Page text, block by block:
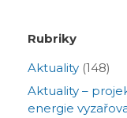
Rubriky
Aktuality (148)
Aktuality –
energie